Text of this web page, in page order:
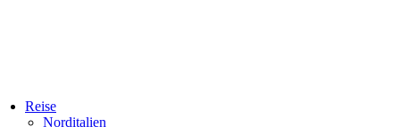
Reise
Norditalien